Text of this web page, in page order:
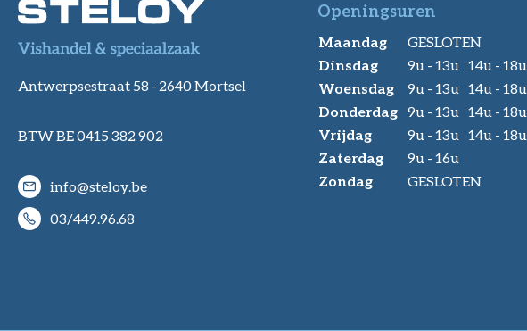
Antwerpsestraat 58 - 2640 Mortsel
BTW BE 0415 382 902
info@steloy.be
03/449.96.68
Openingsuren
Maandag
GESLOTEN
Dinsdag
9u - 13u 14u - 18u
Woensdag
9u - 13u 14u - 18u
Donderdag 9u - 13u 14u - 18u
Vrijdag
9u - 13u 14u - 18u
Zaterdag
9u - 16u
Zondag
GESLOTEN